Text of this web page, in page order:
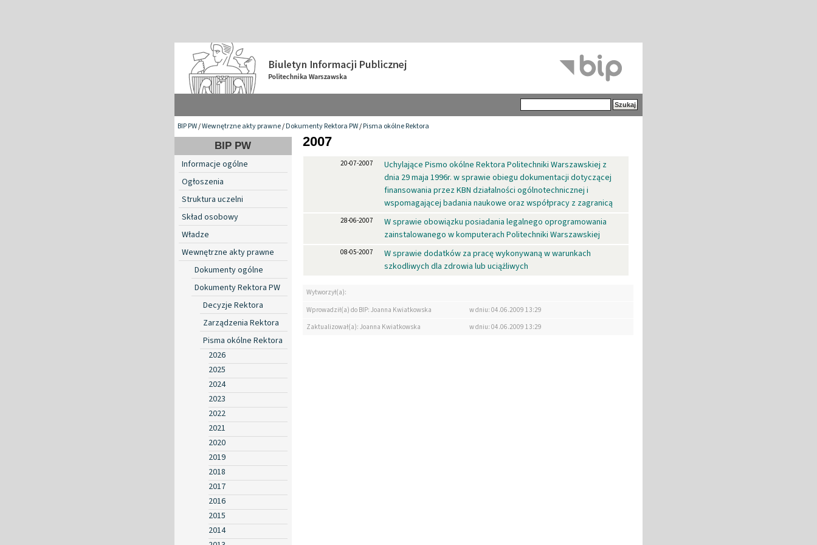
BIP PW/Wewnętrzne akty prawne/Dokumenty Rektora PW/Pisma okólne Rektora
BIP PW
Informacje ogólne
Ogłoszenia
Struktura uczelni
Skład osobowy
Władze
Wewnętrzne akty prawne
Dokumenty ogólne
Dokumenty Rektora PW
Decyzje Rektora
Zarządzenia Rektora
Pisma okólne Rektora
2026
2025
2024
2023
2022
2021
2020
2019
2018
2017
2016
2015
2014
2007
20-07-2007
Uchylające Pismo okólne Rektora Politechniki Warszawskiej z
dnia 29 maja 1996r. w sprawie obiegu dokumentacji dotyczącej
finansowania przez KBN działalności ogólnotechnicznej i
wspomagającej badania naukowe oraz współpracy z zagranicą
28-06-2007
W sprawie obowiązku posiadania legalnego oprogramowania
zainstalowanego w komputerach Politechniki Warszawskiej
08-05-2007
W sprawie dodatków za pracę wykonywaną w warunkach
szkodliwych dla zdrowia lub uciążliwych
Wytworzył(a):
Wprowadził(a) do BIP: Joanna Kwiatkowska
w dniu: 04.06.2009 13:29
Zaktualizował(a): Joanna Kwiatkowska
w dniu: 04.06.2009 13:29